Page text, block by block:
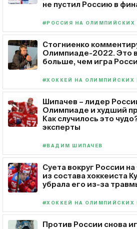
не пустил Россию в
#РОССИЯ НА ОЛИМПИЙСКИХ
Стогниенко
Олимпиаде-2022. Это
больше, чем игра
#ХОККЕЙ НА ОЛИМПИЙСКИХ
Шипачев – лидер
Олимпиаде и худший
Как случилось это
эксперты
#ВАДИМ ШИПАЧЕВ
Суета вокруг России
из состава хоккеиста
убрала его из-за
#ХОККЕЙ НА ОЛИМПИЙСКИХ
Против России снова